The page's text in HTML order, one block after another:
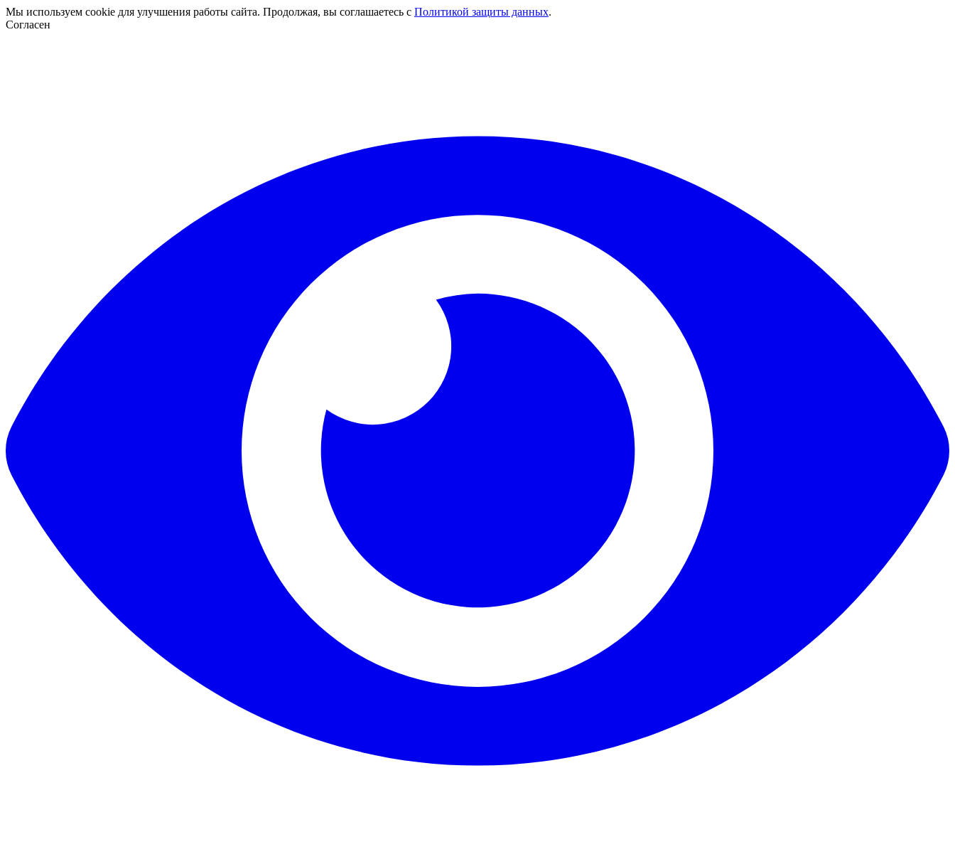
Мы используем cookie для улучшения работы сайта. Продолжая, вы соглашаетесь с Политикой защиты данных.
Согласен